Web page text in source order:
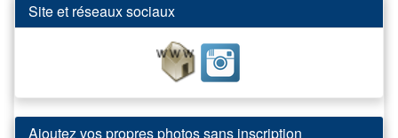
Site et réseaux sociaux
Ajoutez vos propres photos sans inscription